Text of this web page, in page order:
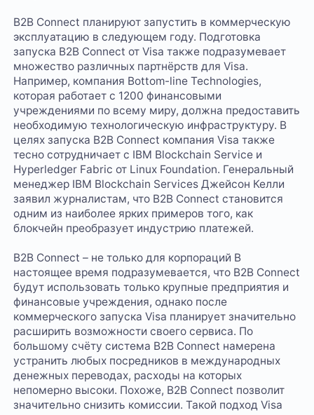
B2B Connect планируют запустить в коммерческую
эксплуатацию в следующем году. Подготовка
запуска B2B Connect от Visa также подразумевает
множество различных партнёрств для Visa.
Например, компания Bottom-line Technologies,
которая работает с 1200 финансовыми
учреждениями по всему миру, должна предоставить
необходимую технологическую инфраструктуру. В
целях запуска B2B Connect компания Visa также
тесно сотрудничает с IBM Blockchain Service и
Hyperledger Fabric от Linux Foundation. Генеральный
менеджер IBM Blockchain Services Джейсон Келли
заявил журналистам, что B2B Connect становится
одним из наиболее ярких примеров того, как
блокчейн преобразует индустрию платежей.
B2B Connect – не только для корпораций В
настоящее время подразумевается, что B2B Connect
будут использовать только крупные предприятия и
финансовые учреждения, однако после
коммерческого запуска Visa планирует значительно
расширить возможности своего сервиса. По
большому счёту система B2B Connect намерена
устранить любых посредников в международных
денежных переводах, расходы на которых
непомерно высоки. Похоже, B2B Connect позволит
значительно снизить комиссии. Такой подход Visa